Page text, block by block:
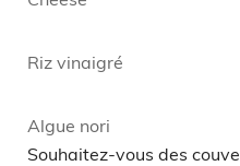
Riz vinaigré
Algue nori
Souhaitez-vous des